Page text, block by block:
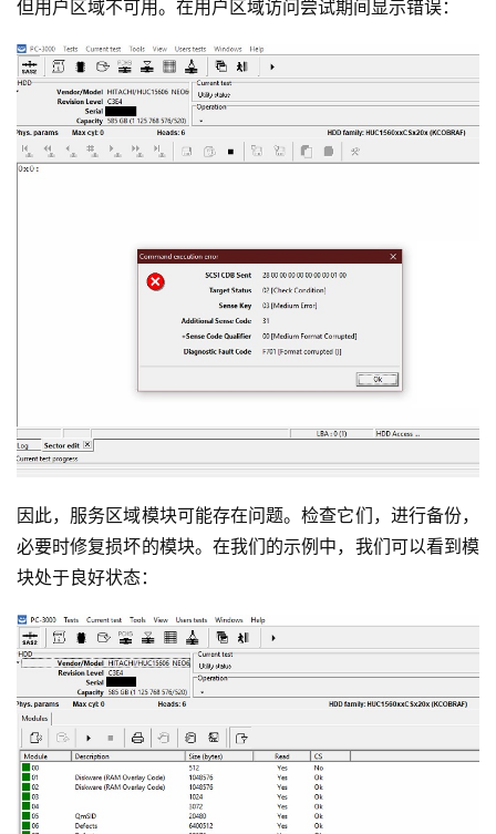
但用户区域不可用。在用户区域访问尝试期间显示错误：
因此，服务区域模块可能存在问题。检查它们，进行备份，
必要时修复损坏的模块。在我们的示例中，我们可以看到模
块处于良好状态：